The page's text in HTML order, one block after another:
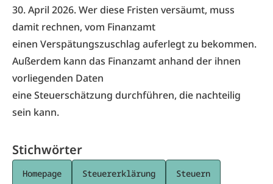
30. April 2026. Wer diese Fristen versäumt, muss
damit rechnen, vom Finanzamt
einen Verspätungszuschlag auferlegt zu bekommen.
Außerdem kann das Finanzamt anhand der ihnen
vorliegenden Daten
eine Steuerschätzung durchführen, die nachteilig
sein kann.
Stichwörter
Homepage Steuererklärung Steuern